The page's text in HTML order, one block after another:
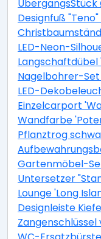
ÜbergangsStück
Designfuß
LED-Neon-
Langschaftdübel
Nagelbohrer-
LED-
Einzelcarport
Wandfarbe
Pflanztrog
Gartenmöbel-
Untersetzer
Lounge 'Long
Designleiste